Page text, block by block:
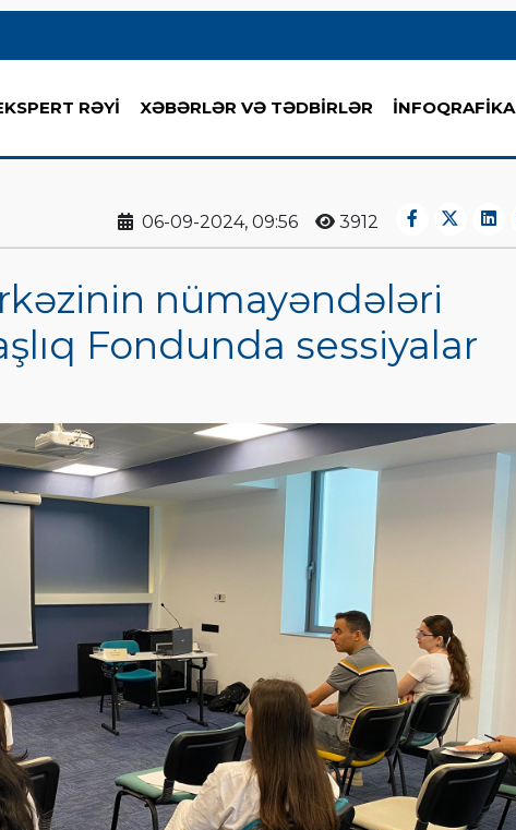
RƏYİ XƏBƏRLƏR VƏ TƏDBİRLƏR İNFOQRAFİKA
06-09-2024, 09:56 3912
nümayəndələri
Fondunda sessiyalar